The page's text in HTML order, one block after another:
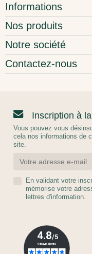
Informations
Nos produits
Notre société
Contactez-nous
Inscription à
Vous pouvez vous
cela nos informations de
site.
En validant votre
mémorise votre
lettres d'information.